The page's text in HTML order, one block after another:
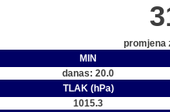
promjena
MIN
danas: 20.0
TLAK (hPa)
1015.3